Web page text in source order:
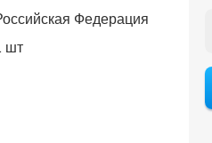
Федерация
шт